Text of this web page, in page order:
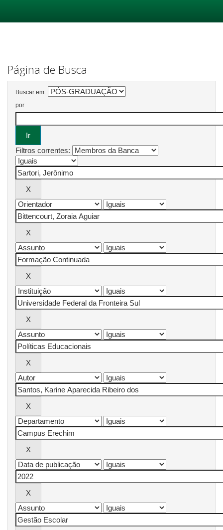
Página de Busca
Buscar em:
por
Filtros correntes: